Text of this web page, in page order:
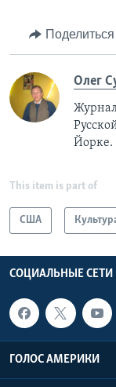
Поделиться
Олег
Йорке.
This item is part of
США
СОЦИАЛЬНЫЕ СЕТИ
ГОЛОС АМЕРИКИ